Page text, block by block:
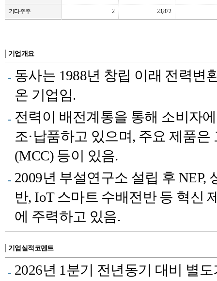
기타주주 2 23,872
기업개요
동사는 1988년 창립 이래 전력변
온 기업임.
전력이 배전계통을 통해 소비자
조·납품하고 있으며, 주요 제품
(MCC) 등이 있음.
2009년 부설연구소 설립 후
반, IoT 스마트 수배전반 등 혁신
에 주력하고 있음.
기업실적코멘트
2026년 1분기 전년동기 대비 별